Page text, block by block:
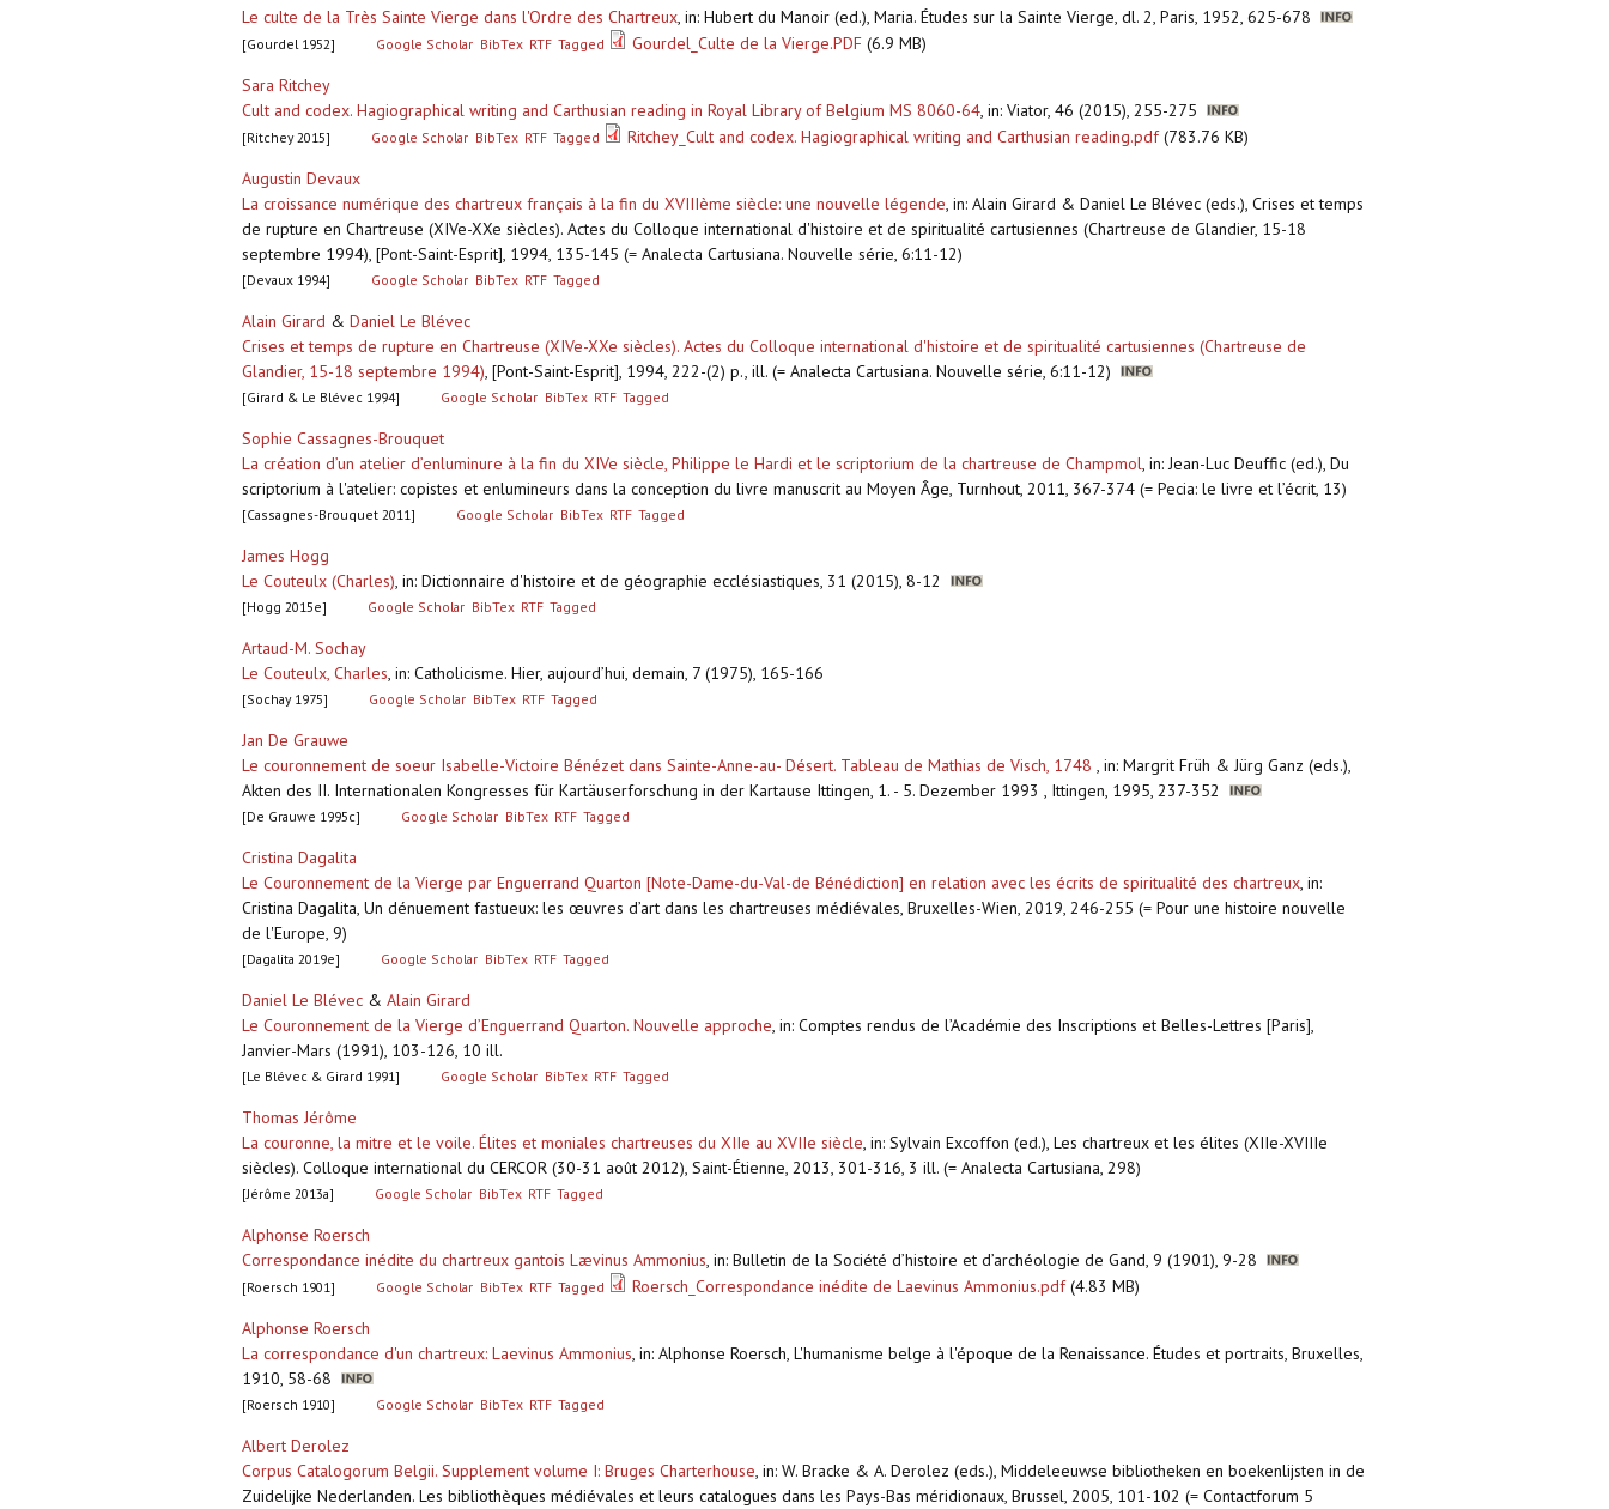
Le culte de la Très Sainte Vierge dans l'Ordre des Chartreux, in: Hubert du Manoir (ed.), Maria. Études sur la Sainte Vierge, dl. 2, Paris, 1952, 625-678
[Gourdel 1952] Google Scholar BibTex RTF Tagged Gourdel_Culte de la Vierge.PDF (6.9 MB)
Sara Ritchey
Cult and codex. Hagiographical writing and Carthusian reading in Royal Library of Belgium MS 8060-64, in: Viator, 46 (2015), 255-275
[Ritchey 2015] Google Scholar BibTex RTF Tagged Ritchey_Cult and codex. Hagiographical writing and Carthusian reading.pdf(783.76 KB)
Augustin Devaux
La croissance numérique des chartreux français à la fin du XVIIIème siècle: une nouvelle légende, in: Alain Girard & Daniel Le Blévec (eds.), Crises et temps
de rupture en Chartreuse (XIVe-XXe siècles). Actes du Colloque international d'histoire et de spiritualité cartusiennes (Chartreuse de Glandier, 15-18
septembre 1994), [Pont-Saint-Esprit], 1994, 135-145 (= Analecta Cartusiana. Nouvelle série, 6:11-12)
[Devaux 1994] Google Scholar BibTex RTF Tagged
Alain Girard & Daniel Le Blévec
Crises et temps de rupture en Chartreuse (XIVe-XXe siècles). Actes du Colloque international d'histoire et de spiritualité cartusiennes (Chartreuse de
Glandier, 15-18 septembre 1994), [Pont-Saint-Esprit], 1994, 222-(2) p., ill. (= Analecta Cartusiana. Nouvelle série, 6:11-12)
[Girard & Le Blévec 1994] Google Scholar BibTex RTF Tagged
Sophie Cassagnes-Brouquet
La création d’un atelier d’enluminure à la fin du XIVe siècle, Philippe le Hardi et le scriptorium de la chartreuse de Champmol, in: Jean-Luc Deuffic (ed.), Du
scriptorium à l'atelier: copistes et enlumineurs dans la conception du livre manuscrit au Moyen Âge, Turnhout, 2011, 367-374 (= Pecia: le livre et l’écrit, 13)
[Cassagnes-Brouquet 2011] Google Scholar BibTex RTF Tagged
James Hogg
Le Couteulx (Charles), in: Dictionnaire d'histoire et de géographie ecclésiastiques, 31 (2015), 8-12
[Hogg 2015e] Google Scholar BibTex RTF Tagged
Artaud-M. Sochay
Le Couteulx, Charles, in: Catholicisme. Hier, aujourd’hui, demain, 7 (1975), 165-166
[Sochay 1975] Google Scholar BibTex RTF Tagged
Jan De Grauwe
Le couronnement de soeur Isabelle-Victoire Bénézet dans Sainte-Anne-au- Désert. Tableau de Mathias de Visch, 1748 , in: Margrit Früh & Jürg Ganz (eds.),
Akten des II. Internationalen Kongresses für Kartäuserforschung in der Kartause Ittingen, 1. - 5. Dezember 1993 , Ittingen, 1995, 237-352
[De Grauwe 1995c] Google Scholar BibTex RTF Tagged
Cristina Dagalita
Le Couronnement de la Vierge par Enguerrand Quarton [Note-Dame-du-Val-de Bénédiction] en relation avec les écrits de spiritualité des chartreux, in:
Cristina Dagalita, Un dénuement fastueux: les œuvres d’art dans les chartreuses médiévales, Bruxelles-Wien, 2019, 246-255 (= Pour une histoire nouvelle
de l'Europe, 9)
[Dagalita 2019e] Google Scholar BibTex RTF Tagged
Daniel Le Blévec & Alain Girard
Le Couronnement de la Vierge d’Enguerrand Quarton. Nouvelle approche, in: Comptes rendus de l’Académie des Inscriptions et Belles-Lettres [Paris],
Janvier-Mars (1991), 103-126, 10 ill.
[Le Blévec & Girard 1991] Google Scholar BibTex RTF Tagged
Thomas Jérôme
La couronne, la mitre et le voile. Élites et moniales chartreuses du XIIe au XVIIe siècle, in: Sylvain Excoffon (ed.), Les chartreux et les élites (XIIe-XVIIIe
siècles). Colloque international du CERCOR (30-31 août 2012), Saint-Étienne, 2013, 301-316, 3 ill. (= Analecta Cartusiana, 298)
[Jérôme 2013a] Google Scholar BibTex RTF Tagged
Alphonse Roersch
Correspondance inédite du chartreux gantois Lævinus Ammonius, in: Bulletin de la Société d’histoire et d’archéologie de Gand, 9 (1901), 9-28
[Roersch 1901] Google Scholar BibTex RTF Tagged Roersch_Correspondance inédite de Laevinus Ammonius.pdf(4.83 MB)
Alphonse Roersch
La correspondance d'un chartreux: Laevinus Ammonius, in: Alphonse Roersch, L'humanisme belge à l'époque de la Renaissance. Études et portraits, Bruxelles,
1910, 58-68
[Roersch 1910] Google Scholar BibTex RTF Tagged
Albert Derolez
Corpus Catalogorum Belgii. Supplement volume I: Bruges Charterhouse, in: W. Bracke & A. Derolez (eds.), Middeleeuwse bibliotheken en boekenlijsten in de
Zuidelijke Nederlanden. Les bibliothèques médiévales et leurs catalogues dans les Pays-Bas méridionaux, Brussel, 2005, 101-102 (= Contactforum 5